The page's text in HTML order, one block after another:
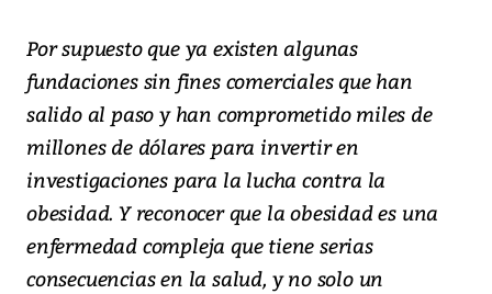
Por supuesto que ya existen algunas
fundaciones sin fines comerciales que han
salido al paso y han comprometido miles de
millones de dólares para invertir en
investigaciones para la lucha contra la
obesidad. Y reconocer que la obesidad es una
enfermedad compleja que tiene serias
consecuencias en la salud, y no solo un